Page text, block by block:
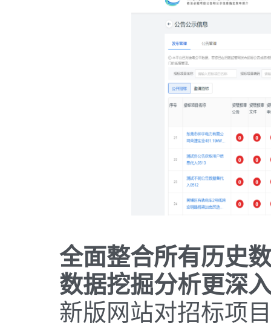
全面整合所有历史
数据挖掘分析更深
新版网站对招标项目